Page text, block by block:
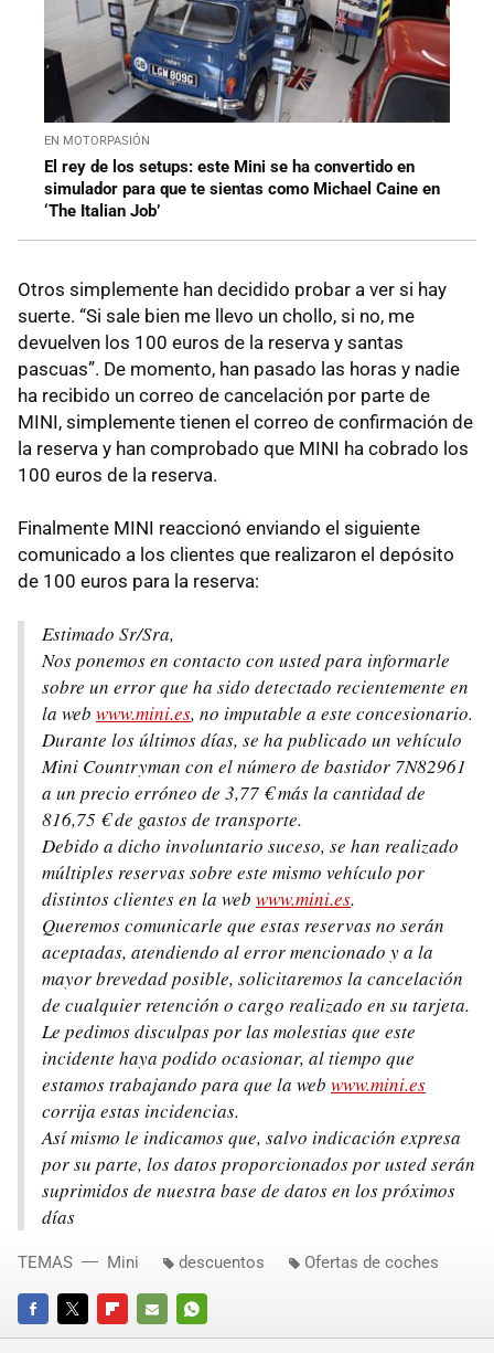
EN MOTORPASIÓN
El rey de los setups: este Mini se ha convertido en
simulador para que te sientas como Michael Caine en
‘The Italian Job’
Otros simplemente han decidido probar a ver si hay
suerte. “Si sale bien me llevo un chollo, si no, me
devuelven los 100 euros de la reserva y santas
pascuas”. De momento, han pasado las horas y nadie
ha recibido un correo de cancelación por parte de
MINI, simplemente tienen el correo de confirmación de
la reserva y han comprobado que MINI ha cobrado los
100 euros de la reserva.
Finalmente MINI reaccionó enviando el siguiente
comunicado a los clientes que realizaron el depósito
de 100 euros para la reserva:
Estimado Sr/Sra,
Nos ponemos en contacto con usted para informarle
sobre un error que ha sido detectado recientemente en
la web www.mini.es, no imputable a este concesionario.
Durante los últimos días, se ha publicado un vehículo
Mini Countryman con el número de bastidor 7N82961
a un precio erróneo de 3,77 € más la cantidad de
816,75 € de gastos de transporte.
Debido a dicho involuntario suceso, se han realizado
múltiples reservas sobre este mismo vehículo por
distintos clientes en la web www.mini.es.
Queremos comunicarle que estas reservas no serán
aceptadas, atendiendo al error mencionado y a la
mayor brevedad posible, solicitaremos la cancelación
de cualquier retención o cargo realizado en su tarjeta.
Le pedimos disculpas por las molestias que este
incidente haya podido ocasionar, al tiempo que
estamos trabajando para que la web www.mini.es
corrija estas incidencias.
Así mismo le indicamos que, salvo indicación expresa
por su parte, los datos proporcionados por usted serán
suprimidos de nuestra base de datos en los próximos
días
FACEBOOKTWITTERFLIPBOARD
E-
WHATSAPP
TEMAS Mini descuentos Ofertas de coches